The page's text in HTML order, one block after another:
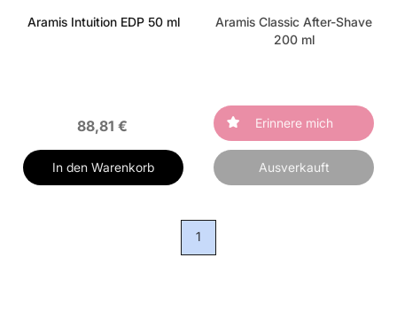
Aramis Intuition EDP 50 ml
88,81 €
In den Warenkorb
Aramis Classic After-Shave
200 ml
Erinnere mich
Ausverkauft
1